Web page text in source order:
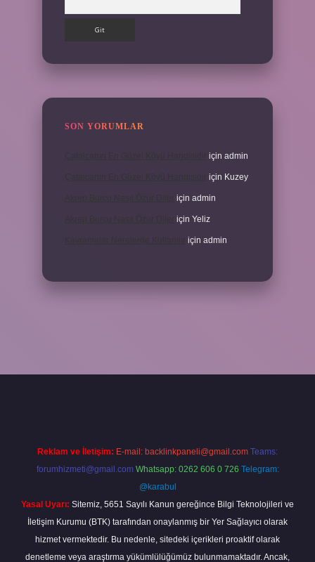
SON YORUMLAR
için admin
için Kuzey
Akrep Burcu Nasıl Özür Diler için admin
Akrep Burcu Nasıl Özür Diler için Yeliz
için admin
Reklam ve İletişim: E-mail: backlinkpaneli@gmail.com Teams:
forumhizmeti@gmail.com Whatsapp: 0262 606 0 726 Telegram:
@karabul
Yasal Uyarı: Sitemiz, 5651 Sayılı Kanun gereğince Bilgi Teknolojileri ve
İletişim Kurumu (BTK) tarafından onaylanmış bir Yer Sağlayıcı olarak
hizmet vermektedir. Bu nedenle, sitedeki içerikleri proaktif olarak
denetleme veya araştırma yükümlülüğümüz bulunmamaktadır. Ancak,